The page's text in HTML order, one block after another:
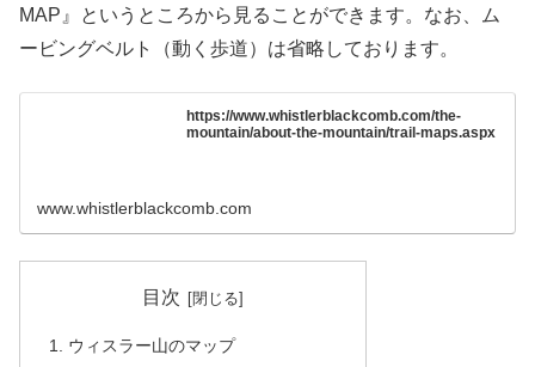
MAP』というところから見ることができます。なお、ム
ービングベルト（動く歩道）は省略しております。
https://www.whistlerblackcomb.com/the-
mountain/about-the-mountain/trail-maps.aspx
www.whistlerblackcomb.com
目次
ウィスラー山のマップ